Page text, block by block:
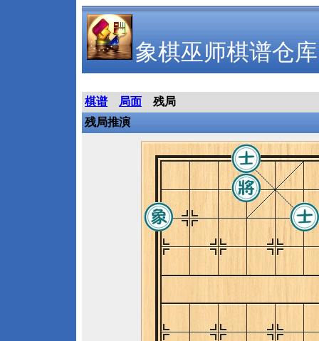
象棋巫师棋谱仓库
棋谱 局面
残局
残局推演